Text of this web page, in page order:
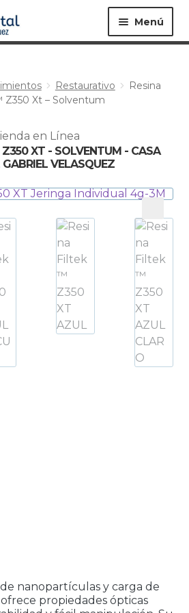
Menú
Materiales ▸
Instrumentos ▸
▸ Bioseguridad ▸
Vendidos ▸
▸
▸
▸
Restaurativo
Resina
Z350 Xt – Solventum
en Línea
XT - SOLVENTUM - CASA
VELASQUEZ
nanopartículas y carga de
propiedades ópticas